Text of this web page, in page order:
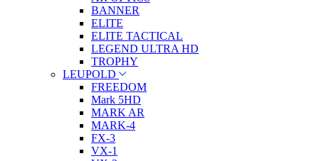
BANNER
ELITE
ELITE TACTICAL
LEGEND ULTRA HD
TROPHY
LEUPOLD
FREEDOM
Mark 5HD
MARK AR
MARK-4
FX-3
VX-1